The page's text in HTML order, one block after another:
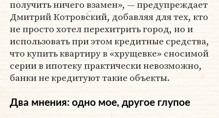
получить ничего взамен», — предупреждает
Дмитрий Котровский, добавляя для тех, кто
не просто хотел перехитрить город, но и
использовать при этом кредитные средства,
что купить квартиру в «хрущевке» сносимой
серии в ипотеку практически невозможно,
банки не кредитуют такие объекты.
Два мнения: одно мое, другое глупое